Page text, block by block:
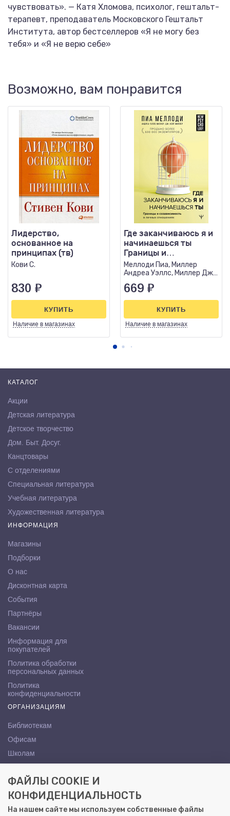
чувствовать». — Катя Хломова, психолог, гештальт-
терапевт, преподаватель Московского Гештальт
Института, автор бестселлеров «Я не могу без
тебя» и «Я не верю себе»
Возможно, вам понравится
Лидерство,
основанное на
принципах (тв)
Кови С.
830 ₽
Наличие в магазинах
КУПИТЬ
Где заканчиваюсь я и
начинаешься ты
Границы и
созависимость в
личных отношениях
Меллоди Пиа, Миллер
Андреа Уэллс, Миллер Дж.
669 ₽
Наличие в магазинах
КУПИТЬ
КАТАЛОГ
Акции
Детская литература
Детское творчество
Дом. Быт. Досуг.
Канцтовары
С отделениями
Специальная литература
Учебная литература
Художественная литература
ИНФОРМАЦИЯ
Магазины
Подборки
О нас
Дисконтная карта
События
Партнёры
Вакансии
Информация для
покупателей
Политика обработки
персональных данных
Политика
конфиденциальности
ОРГАНИЗАЦИЯМ
Библиотекам
Офисам
Школам
КОНТАКТЫ
Саратов, ул. Осипова, 10А
+7 (8452) 72-65-65
ФАЙЛЫ COOKIE И
КОНФИДЕНЦИАЛЬНОСТЬ
На нашем сайте мы используем собственные файлы